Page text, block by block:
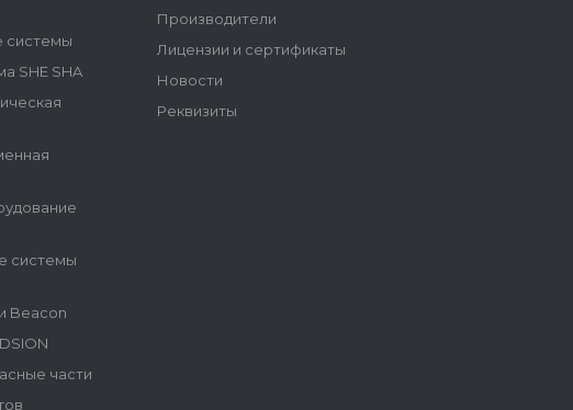
системы
SHE SHA
системы
Beacon
части
Производители
Лицензии и сертификаты
Новости
Реквизиты